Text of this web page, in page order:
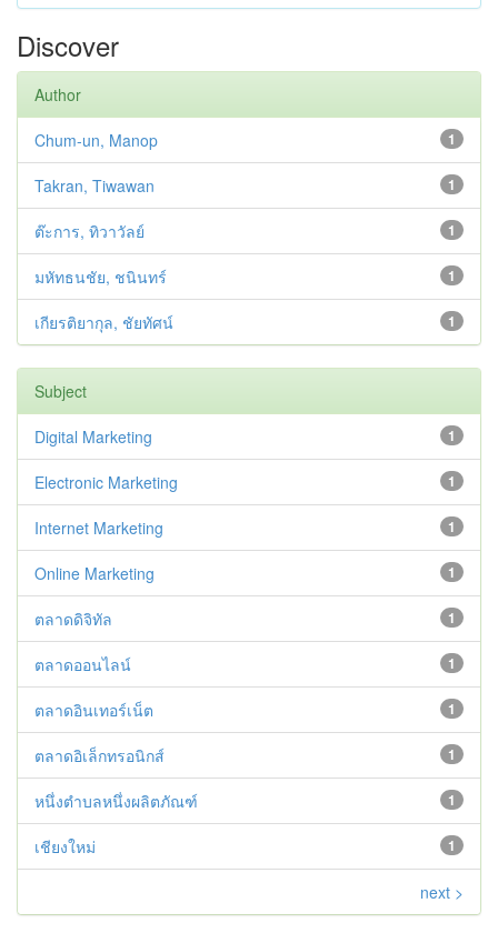
Discover
Author
1
Chum-un, Manop
1
Takran, Tiwawan
1
ต๊ะการ, ทิวาวัลย์
1
มหัทธนชัย, ชนินทร์
1
เกียรติยากุล, ชัยทัศน์
Subject
1
Digital Marketing
1
Electronic Marketing
1
Internet Marketing
1
Online Marketing
1
ตลาดดิจิทัล
1
ตลาดออนไลน์
1
ตลาดอินเทอร์เน็ต
1
ตลาดอิเล็กทรอนิกส์
1
หนึ่งตำบลหนึ่งผลิตภัณฑ์
1
เชียงใหม่
next >